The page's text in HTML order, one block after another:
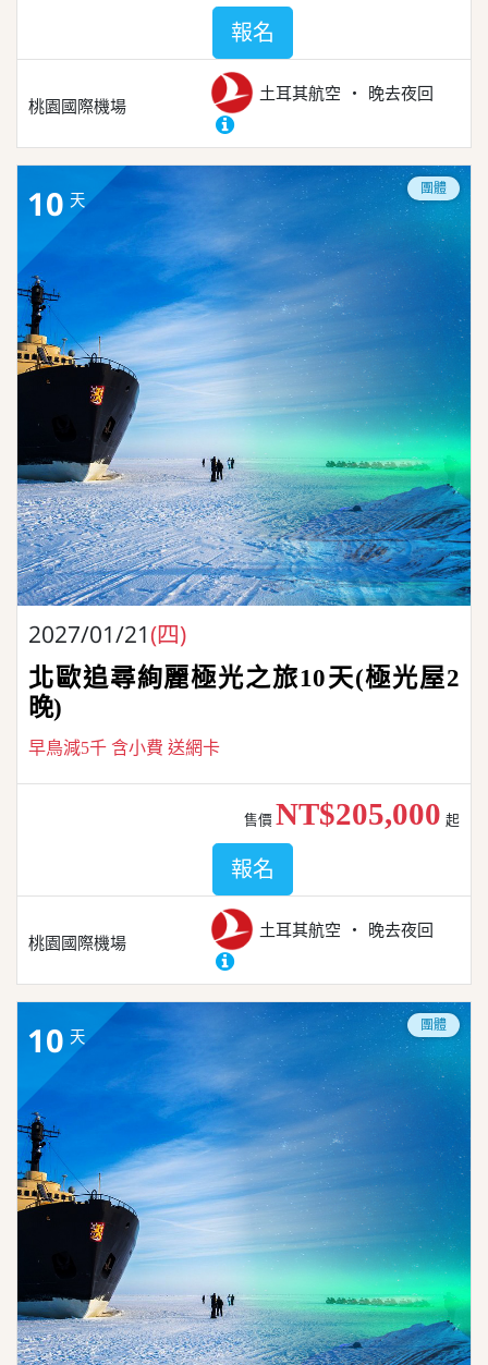
桃園國際機場
土耳其航空 晚去夜回
報名
10 天
團體
2027/01/21(四)
北歐追尋絢麗極光之旅10天(極光屋2
晚)
早鳥減5千 含小費 送網卡
桃園國際機場
土耳其航空 晚去夜回
售價 NT$205,000 起
報名
10 天
團體